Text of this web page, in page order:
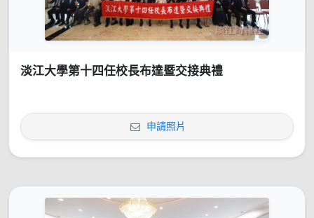
淡江大學第十四任校長布達暨交接典禮
申請照片